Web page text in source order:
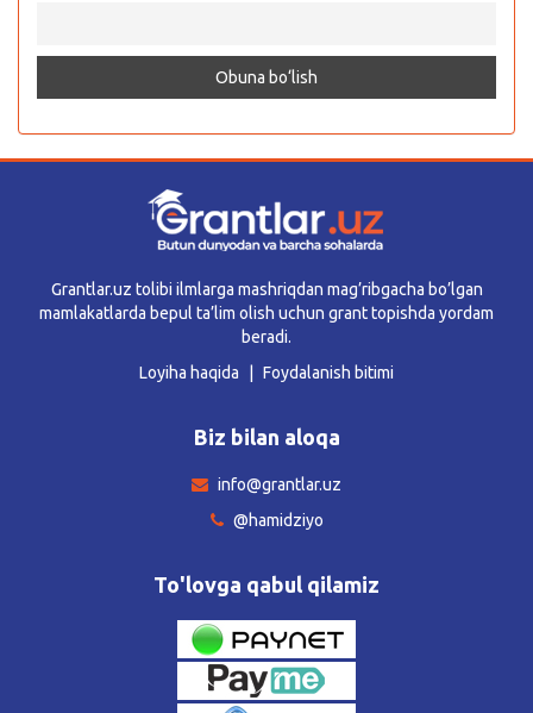
Grantlar.uz tolibi ilmlarga mashriqdan mag’ribgacha bo’lgan
mamlakatlarda bepul ta’lim olish uchun grant topishda yordam
beradi.
Loyiha haqida
Foydalanish bitimi
Biz bilan aloqa
info@grantlar.uz
@hamidziyo
To'lovga qabul qilamiz